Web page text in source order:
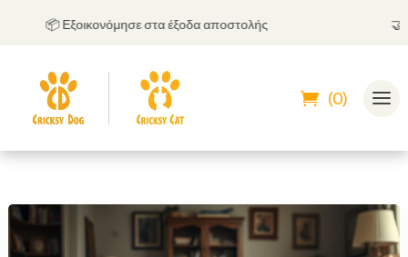
📦 Εξοικονόμησε στα έξοδα αποστολής
(0)